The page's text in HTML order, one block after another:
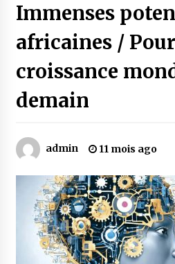
4 ans ago
Oum el Gaïla /
4 ans ago
4 ans ago
Quand on va vite
5 ans ago
« Père, tiens-moi,
Immenses
africaines /
croissance
demain
admin 11 mois ago